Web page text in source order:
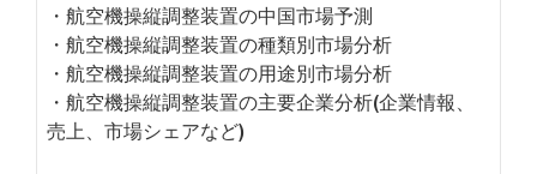
・航空機操縦調整装置の中国市場予測
・航空機操縦調整装置の種類別市場分析
・航空機操縦調整装置の用途別市場分析
・航空機操縦調整装置の主要企業分析(企業情報、
売上、市場シェアなど)